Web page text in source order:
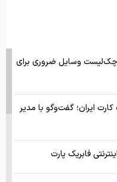
چک‌لیست وسایل ضروری برای
کارت ایران؛ گفت‌وگو با مدیر
فابریک پارت